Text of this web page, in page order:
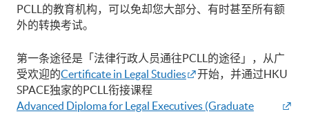
PCLL的教育机构，可以免却您大部分、有时甚至所有额
外的转换考试。
第一条途径是「法律行政人员通往PCLL的途径」，从广
受欢迎的Certificate in Legal Studies
开始，并通过HKU
SPACE独家的PCLL衔接课程
Advanced Diploma for Legal Executives (Graduate